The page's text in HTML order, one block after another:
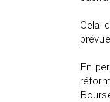
Cela
En